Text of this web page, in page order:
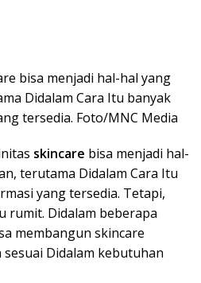
bisa menjadi hal-hal yang
Didalam Cara Itu banyak
tersedia. Foto/MNC Media
skincare bisa menjadi hal-
terutama Didalam Cara Itu
yang tersedia. Tetapi,
rumit. Didalam beberapa
membangun skincare
Didalam kebutuhan